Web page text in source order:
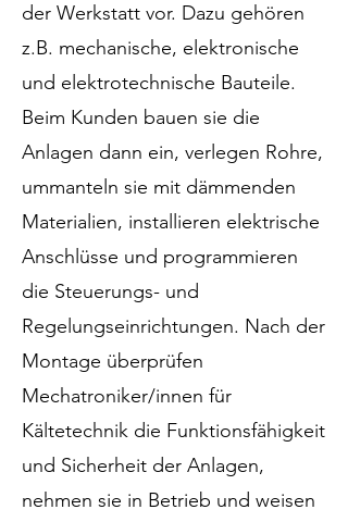
der Werkstatt vor. Dazu gehören
z.B. mechanische, elektronische
und elektrotechnische Bauteile.
Beim Kunden bauen sie die
Anlagen dann ein, verlegen Rohre,
ummanteln sie mit dämmenden
Materialien, installieren elektrische
Anschlüsse und programmieren
die Steuerungs- und
Regelungseinrichtungen. Nach der
Montage überprüfen
Mechatroniker/innen für
Kältetechnik die Funktionsfähigkeit
und Sicherheit der Anlagen,
nehmen sie in Betrieb und weisen